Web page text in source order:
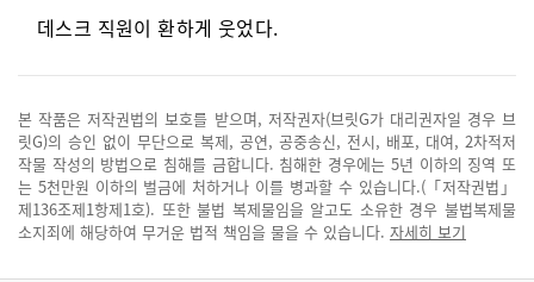
데스크 직원이 환하게 웃었다.
본 작품은 저작권법의 보호를 받으며, 저작권자(브릿G가 대리권자일 경우 브
릿G)의 승인 없이 무단으로 복제, 공연, 공중송신, 전시, 배포, 대여, 2차적저
작물 작성의 방법으로 침해를 금합니다. 침해한 경우에는 5년 이하의 징역 또
는 5천만원 이하의 벌금에 처하거나 이를 병과할 수 있습니다.(「저작권법」
제136조제1항제1호). 또한 불법 복제물임을 알고도 소유한 경우 불법복제물
소지죄에 해당하여 무거운 법적 책임을 물을 수 있습니다. 자세히 보기